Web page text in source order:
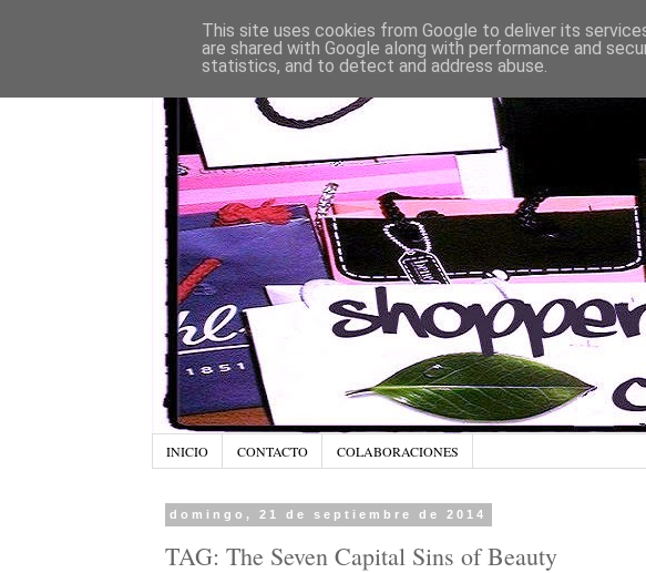
INICIO CONTACTO COLABORACIONES
domingo, 21 de septiembre de 2014
TAG: The Seven Capital Sins of Beauty
This site uses cookies from Google to deliver its
are shared with Google along with performance and
statistics, and to detect and address abuse.